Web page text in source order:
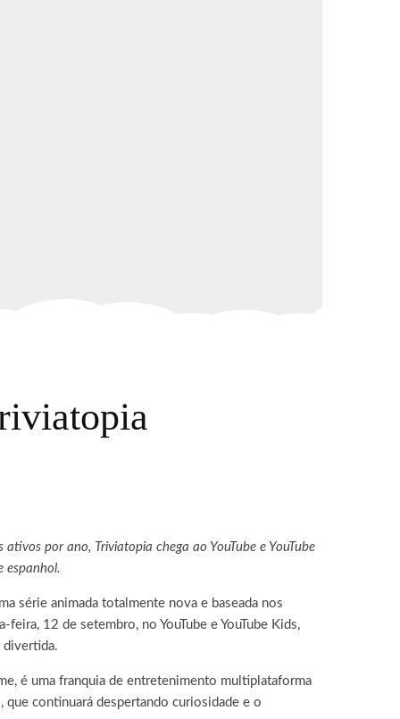
por ano, Triviatopia chega ao YouTube e YouTube
espanhol.
série animada totalmente nova e baseada nos
12 de setembro, no YouTube e YouTube Kids,
divertida.
é uma franquia de entretenimento multiplataforma
continuará despertando curiosidade e o